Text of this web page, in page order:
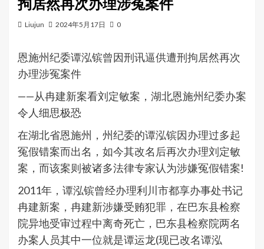
拘居然再次办理涉冤案件
Liujun 2024年5月17日 0
恩施州纪委谭泓镔曾因刑讯逼供遭刑拘居然再次
办理涉冤案件
——从冉建新案看刘定敏案，湖北恩施州纪委办案
令人细思极恐
在湖北省恩施州，州纪委的谭泓镔因办理过多起
冤假错案而出名，如今其改名后再次办理刘定敏
案，而该案则被诸多法律专家认为涉嫌冤假错案!
2011年，谭泓镔曾经办理利川市都享办事处书记
冉建新案，冉建新涉嫌受贿犯罪，在巴东县检察
院异地受审过程中离奇死亡，巴东县检察院两名
办案人员其中一位就是谭运龙(现已改名谭泓